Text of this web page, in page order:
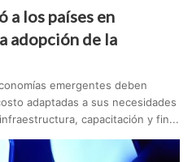
a los países en
adopción de la
emergentes deben
adaptadas a sus necesidades
capacitación y fin...